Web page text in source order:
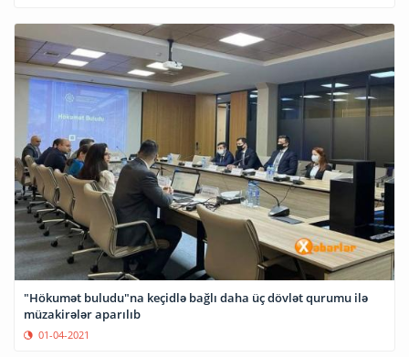
"Hökumət buludu"na keçidlə bağlı daha üç dövlət qurumu ilə
müzakirələr aparılıb
01-04-2021